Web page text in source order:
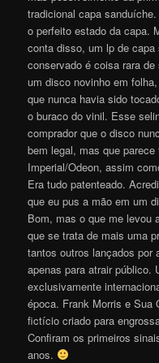
tradicional capa
o perfeito estado da capa.
conta disso, um lp de capa
conservado é coisa rara
um disco novinho em
que nunca havia sido
o buraco do vinil. Esse
comprador que o disco
bem legal, mas que
Imperial/Odeon, assim
Era tudo patenteado.
que eu pus a mão em um
Bom, mas o que me levou
que se trata de mais uma
tantos outros lançados por
apenas para atrair público.
exclusivamente
época. Frank Morris e Sua
fictício criado para
Confiram os primeiros
anos.